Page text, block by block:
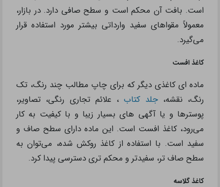
است. بافت آن محکم است و سطح صافی دارد. در بازار،
معمولاً مقواهای سفید وارداتی بیشتر مورد استفاده قرار
می‌گیرد.
کاغذ افست
ماده ای کاغذی دیگر که برای چاپ مطالب چند رنگ، تک
رنگ، نقشه،جلد کتاب ، علائم تجاری رنگی، تصاویر،
پوسترها و یا آگهی های بسیار زیبا و با کیفیت به کار
می‌رود، کاغذ افست است. این ماده دارای سطح صاف و
سفید است. با استفاده از کاغذ روکش شده، می‌توان به
سطح صاف تر، سفیدتر و محکم تری دسترسی پیدا کرد.
کاغذ گلاسه